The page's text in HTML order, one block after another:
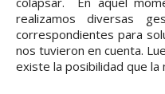
realizamos diversas
correspondientes para
nos tuvieron en cuenta.
existe la posibilidad que la